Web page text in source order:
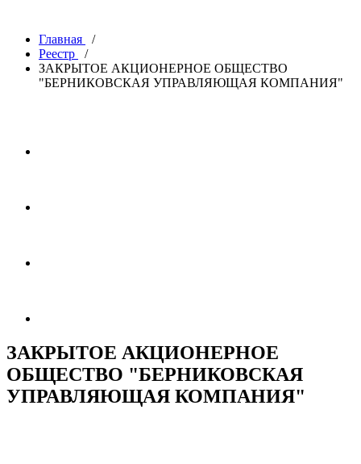
Главная
/
Реестр
/
ЗАКРЫТОЕ АКЦИОНЕРНОЕ ОБЩЕСТВО
"БЕРНИКОВСКАЯ УПРАВЛЯЮЩАЯ КОМПАНИЯ"
ЗАКРЫТОЕ АКЦИОНЕРНОЕ
ОБЩЕСТВО "БЕРНИКОВСКАЯ
УПРАВЛЯЮЩАЯ КОМПАНИЯ"